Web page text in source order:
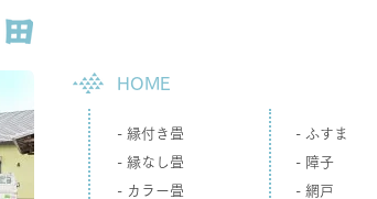
HOME
- 縁付き畳
- 縁なし畳
- カラー畳
- ふすま
- 障子
- 網戸